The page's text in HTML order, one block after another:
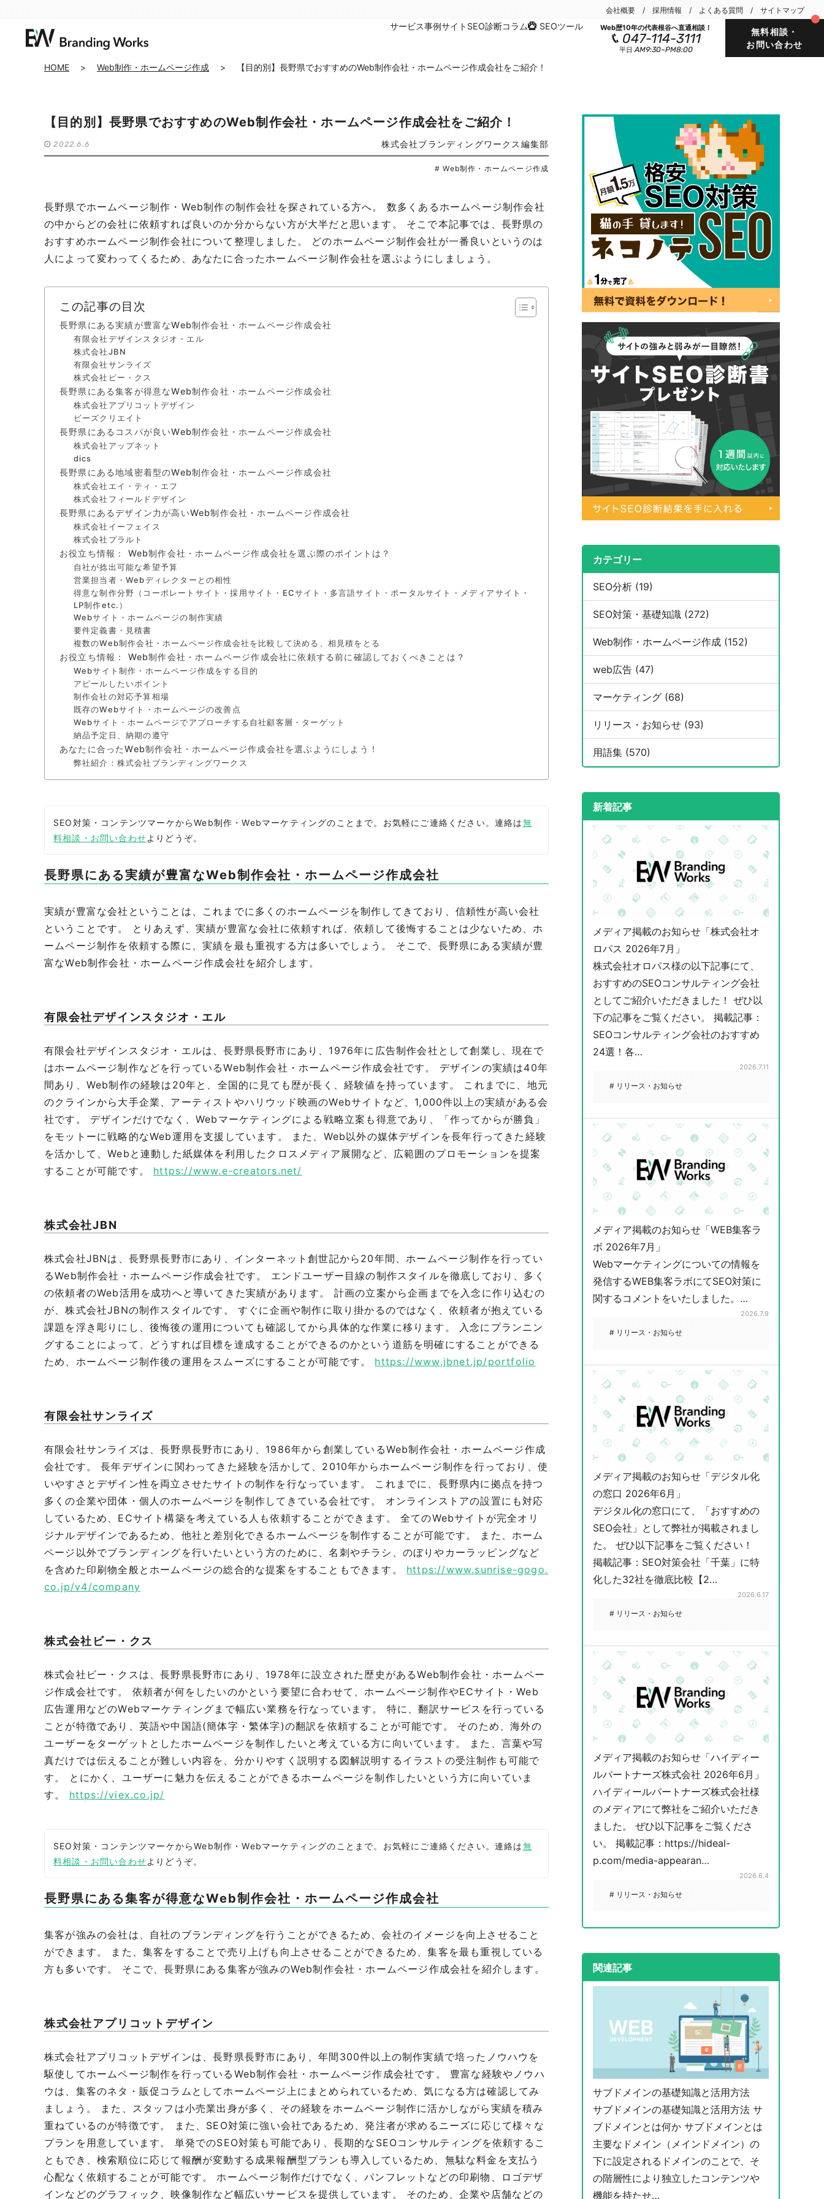
会社概要 採用情報 よくある質問 サイトマップ
サービス事例サイトSEO診断コラム SEOツール Web歴10年の代表根谷へ直通相談！
047-114-3111
平日AM9:30~PM8:00
無料相談・
お問い合わせ
HOME > Web制作・ホームページ作成 > 【目的別】長野県でおすすめのWeb制作会社・ホームページ作成会社をご紹介！
【目的別】長野県でおすすめのWeb制作会社・ホームページ作成会社をご紹介！
2022.6.6 株式会社ブランディングワークス編集部
# Web制作・ホームページ作成
長野県でホームページ制作・Web制作の制作会社を探されている方へ。 数多くあるホームページ制作会社
の中からどの会社に依頼すれば良いのか分からない方が大半だと思います。 そこで本記事では、長野県の
おすすめホームページ制作会社について整理しました。 どのホームページ制作会社が一番良いというのは
人によって変わってくるため、あなたに合ったホームページ制作会社を選ぶようにしましょう。
この記事の目次
長野県にある実績が豊富なWeb制作会社・ホームページ作成会社
有限会社デザインスタジオ・エル
株式会社JBN
有限会社サンライズ
株式会社ビー・クス
長野県にある集客が得意なWeb制作会社・ホームページ作成会社
株式会社アプリコットデザイン
ビーズクリエイト
長野県にあるコスパが良いWeb制作会社・ホームページ作成会社
株式会社アップネット
dics
長野県にある地域密着型のWeb制作会社・ホームページ作成会社
株式会社エイ・ティ・エフ
株式会社フィールドデザイン
長野県にあるデザイン力が高いWeb制作会社・ホームページ作成会社
株式会社イーフェイス
株式会社プラルト
お役立ち情報： Web制作会社・ホームページ作成会社を選ぶ際のポイントは？
自社が捻出可能な希望予算
営業担当者・Webディレクターとの相性
得意な制作分野（コーポレートサイト・採用サイト・ECサイト・多言語サイト・ポータルサイト・メディアサイト・
LP制作etc.）
Webサイト・ホームページの制作実績
要件定義書・見積書
複数のWeb制作会社・ホームページ作成会社を比較して決める、相見積をとる
お役立ち情報： Web制作会社・ホームページ作成会社に依頼する前に確認しておくべきことは？
Webサイト制作・ホームページ作成をする目的
アピールしたいポイント
制作会社の対応予算相場
既存のWebサイト・ホームページの改善点
Webサイト・ホームページでアプローチする自社顧客層・ターゲット
納品予定日、納期の遵守
あなたに合ったWeb制作会社・ホームページ作成会社を選ぶようにしよう！
弊社紹介：株式会社ブランディングワークス
SEO対策・コンテンツマーケからWeb制作・Webマーケティングのことまで。お気軽にご連絡ください。連絡は無
料相談・お問い合わせよりどうぞ。
長野県にある実績が豊富なWeb制作会社・ホームページ作成会社
実績が豊富な会社ということは、これまでに多くのホームページを制作してきており、信頼性が高い会社
ということです。 とりあえず、実績が豊富な会社に依頼すれば、依頼して後悔することは少ないため、ホ
ームページ制作を依頼する際に、実績を最も重視する方は多いでしょう。 そこで、長野県にある実績が豊
富なWeb制作会社・ホームページ作成会社を紹介します。
有限会社デザインスタジオ・エル
有限会社デザインスタジオ・エルは、長野県長野市にあり、1976年に広告制作会社として創業し、現在で
はホームページ制作などを行っているWeb制作会社・ホームページ作成会社です。 デザインの実績は40年
間あり、Web制作の経験は20年と、全国的に見ても歴が長く、経験値を持っています。 これまでに、地元
のクラインから大手企業、アーティストやハリウッド映画のWebサイトなど、1,000件以上の実績がある会
社です。 デザインだけでなく、Webマーケティングによる戦略立案も得意であり、「作ってからが勝負」
をモットーに戦略的なWeb運用を支援しています。 また、Web以外の媒体デザインを長年行ってきた経験
を活かして、Webと連動した紙媒体を利用したクロスメディア展開など、広範囲のプロモーションを提案
することが可能です。 https://www.e-creators.net/
株式会社JBN
株式会社JBNは、長野県長野市にあり、インターネット創世記から20年間、ホームページ制作を行ってい
るWeb制作会社・ホームページ作成会社です。 エンドユーザー目線の制作スタイルを徹底しており、多く
の依頼者のWeb活用を成功へと導いてきた実績があります。 計画の立案から企画までを入念に作り込むの
が、株式会社JBNの制作スタイルです。 すぐに企画や制作に取り掛かるのではなく、依頼者が抱えている
課題を浮き彫りにし、後悔後の運用についても確認してから具体的な作業に移ります。 入念にプランニン
グすることによって、どうすれば目標を達成することができるのかという道筋を明確にすることができる
ため、ホームページ制作後の運用をスムーズにすることが可能です。 https://www.jbnet.jp/portfolio
有限会社サンライズ
有限会社サンライズは、長野県長野市にあり、1986年から創業しているWeb制作会社・ホームページ作成
会社です。 長年デザインに関わってきた経験を活かして、2010年からホームページ制作を行っており、使
いやすさとデザイン性を両立させたサイトの制作を行なっています。 これまでに、長野県内に拠点を持つ
多くの企業や団体・個人のホームページを制作してきている会社です。 オンラインストアの設置にも対応
しているため、ECサイト構築を考えている人も依頼することができます。 全てのWebサイトが完全オリ
ジナルデザインであるため、他社と差別化できるホームページを制作することが可能です。 また、ホーム
ページ以外でブランディングを行いたいという方のために、名刺やチラシ、のぼりやカーラッピングなど
を含めた印刷物全般とホームページの総合的な提案をすることもできます。 https://www.sunrise-gogo.
co.jp/v4/company
株式会社ビー・クス
株式会社ビー・クスは、長野県長野市にあり、1978年に設立された歴史があるWeb制作会社・ホームペー
ジ作成会社です。 依頼者が何をしたいのかという要望に合わせて、ホームページ制作やECサイト・Web
広告運用などのWebマーケティングまで幅広い業務を行なっています。 特に、翻訳サービスを行っている
ことが特徴であり、英語や中国語(簡体字・繁体字)の翻訳を依頼することが可能です。 そのため、海外の
ユーザーをターゲットとしたホームページを制作したいと考えている方に向いています。 また、言葉や写
真だけでは伝えることが難しい内容を、分かりやすく説明する図解説明するイラストの受注制作も可能で
す。 とにかく、ユーザーに魅力を伝えることができるホームページを制作したいという方に向いていま
す。 https://viex.co.jp/
SEO対策・コンテンツマーケからWeb制作・Webマーケティングのことまで。お気軽にご連絡ください。連絡は無
料相談・お問い合わせよりどうぞ。
長野県にある集客が得意なWeb制作会社・ホームページ作成会社
集客が強みの会社は、自社のブランディングを行うことができるため、会社のイメージを向上させること
ができます。 また、集客をすることで売り上げも向上させることができるため、集客を最も重視している
方も多いです。 そこで、長野県にある集客が強みのWeb制作会社・ホームページ作成会社を紹介します。
株式会社アプリコットデザイン
株式会社アプリコットデザインは、長野県長野市にあり、年間300件以上の制作実績で培ったノウハウを
駆使してホームページ制作を行っているWeb制作会社・ホームページ作成会社です。 豊富な経験やノウハ
ウは、集客のネタ・販促コラムとしてホームページ上にまとめられているため、気になる方は確認してみ
ましょう。 また、スタッフは小売業出身が多く、その経験をホームページ制作に活かしながら実績を積み
重ねているのが特徴です。 また、SEO対策に強い会社であるため、発注者が求めるニーズに応じて様々な
プランを用意しています。 単発でのSEO対策も可能であり、長期的なSEOコンサルティングを依頼するこ
ともでき、検索順位に応じて報酬が変動する成果報酬型プランも導入しているため、無駄な料金を支払う
心配なく依頼することが可能です。 ホームページ制作だけでなく、パンフレットなどの印刷物、ロゴデザ
インなどのグラフィック、映像制作など幅広いサービスを提供しています。 そのため、企業や店舗などの
カテゴリー
SEO分析 (19)
SEO対策・基礎知識 (272)
Web制作・ホームページ作成 (152)
web広告 (47)
マーケティング (68)
リリース・お知らせ (93)
用語集 (570)
新着記事
メディア掲載のお知らせ「株式会社オ
ロパス 2026年7月」
株式会社オロパス様の以下記事にて、
おすすめのSEOコンサルティング会社
としてご紹介いただきました！ ぜひ以
下の記事をご覧ください。 掲載記事：
SEOコンサルティング会社のおすすめ
24選！各…
2026.7.11
# リリース・お知らせ
メディア掲載のお知らせ「WEB集客ラ
ボ 2026年7月」
Webマーケティングについての情報を
発信するWEB集客ラボにてSEO対策に
関するコメントをいたしました。…
2026.7.9
# リリース・お知らせ
メディア掲載のお知らせ「デジタル化
の窓口 2026年6月」
デジタル化の窓口にて、「おすすめの
SEO会社」として弊社が掲載されまし
た。 ぜひ以下記事をご覧ください！
掲載記事：SEO対策会社「千葉」に特
化した32社を徹底比較【2…
2026.6.17
# リリース・お知らせ
メディア掲載のお知らせ「ハイディー
ルパートナーズ株式会社 2026年6月」
ハイディールパートナーズ株式会社様
のメディアにて弊社をご紹介いただき
ました。 ぜひ以下記事をご覧くださ
い。 掲載記事：https://hideal-
p.com/media-appearan…
2026.6.4
# リリース・お知らせ
関連記事
サブドメインの基礎知識と活用方法
サブドメインの基礎知識と活用方法 サ
ブドメインとは何か サブドメインとは
主要なドメイン（メインドメイン）の
下に設定されるドメインのことで、そ
の階層性により独立したコンテンツや
機能を持たせ…